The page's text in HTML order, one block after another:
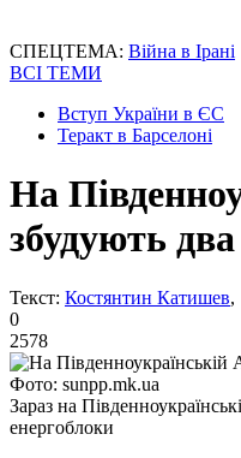
СПЕЦТЕМА: Війна в Ірані
ВСІ ТЕМИ
Вступ України в ЄС
Теракт в Барселоні
На
збудують
Текст: Костянтин Катишев,
0
2578
Фото: sunpp.mk.ua
Зараз на
енергоблоки